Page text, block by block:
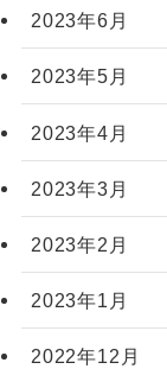
2023年6月
2023年5月
2023年4月
2023年3月
2023年2月
2023年1月
2022年12月